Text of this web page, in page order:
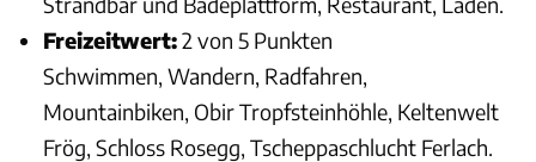
Freizeitwert:2 von 5 Punkten
Schwimmen, Wandern, Radfahren,
Mountainbiken, Obir Tropfsteinhöhle, Keltenwelt
Frög, Schloss Rosegg, Tscheppaschlucht Ferlach.